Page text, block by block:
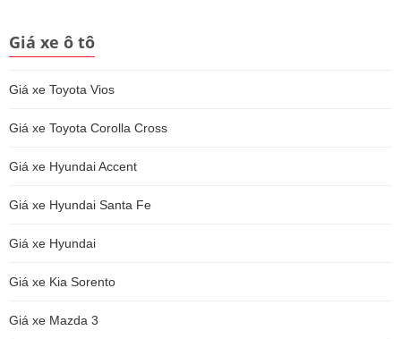
Giá xe ô tô
Giá xe Toyota Vios
Giá xe Toyota Corolla Cross
Giá xe Hyundai Accent
Giá xe Hyundai Santa Fe
Giá xe Hyundai
Giá xe Kia Sorento
Giá xe Mazda 3